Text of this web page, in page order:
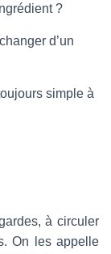
?
d’un
simple à
à circuler
On les appelle